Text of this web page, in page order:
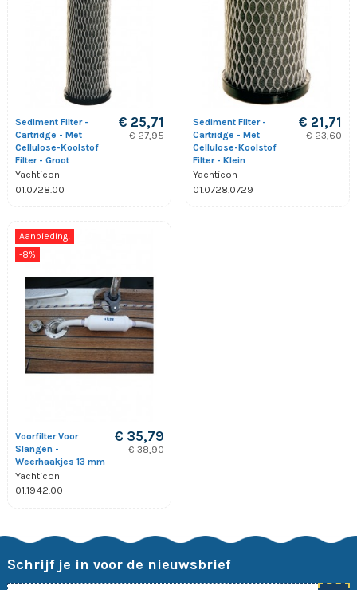
Sediment Filter -
Cartridge - Met
Cellulose-Koolstof
Filter - Groot
Yachticon
01.0728.00
€ 25,71
€ 27,95
Sediment Filter -
Cartridge - Met
Cellulose-Koolstof
Filter - Klein
Yachticon
01.0728.0729
€ 21,71
€ 23,60
Aanbieding!
-8%
Voorfilter Voor
Slangen -
Weerhaakjes 13 mm
Yachticon
01.1942.00
€ 35,79
€ 38,90
Schrijf je in voor de nieuwsbrief